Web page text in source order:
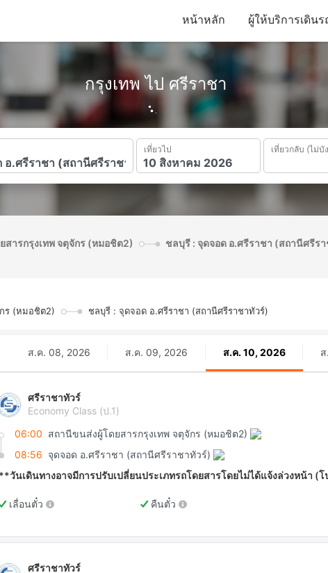
กรุงเทพ ไป ศรีราชา
เที่ยวไป เที่ยวกลับ (ไม่บั
หน้าหลัก ผู้ให้บริการเดินร
ารกรุงเทพ จตุจักร (หมอชิต2) ชลบุรี : จุดจอด อ.ศรีราชา (สถานีศรีร
ร (หมอชิต2) ชลบุรี : จุดจอด อ.ศรีราชา (สถานีศรีราชาทัวร์)
ส.ค. 08, 2026 ส.ค. 09, 2026 ส.ค. 10, 2026
ศรีราชาทัวร์
Economy Class (ป.1)
06:00 สถานีขนส่งผู้โดยสารกรุงเทพ จตุจักร (หมอชิต2)
08:56 จุดจอด อ.ศรีราชา (สถานีศรีราชาทัวร์)
วันเดินทางอาจมีการปรับเปลี่ยนประเภทรถโดยสารโดยไม่ได้แจ้งล่วงหน้า (
เลื่อนตั๋ว คืนตั๋ว
ศรีราชาทัวร์